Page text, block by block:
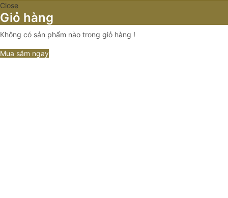
Close
Giỏ hàng
Không có sản phẩm nào trong giỏ hàng !
Mua sắm ngay